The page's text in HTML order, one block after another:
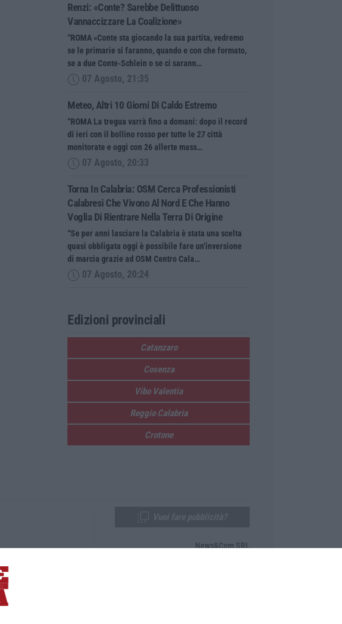
Renzi: «Conte? Sarebbe Delittuoso
Vannaccizzare La Coalizione»
“ROMA «Conte sta giocando la sua partita, vedremo
se le primarie si faranno, quando e con che formato,
se a due Conte-Schlein o se ci sarann…
07 Agosto, 21:35
Meteo, Altri 10 Giorni Di Caldo Estremo
“ROMA La tregua varrà fino a domani: dopo il record
di ieri con il bollino rosso per tutte le 27 città
monitorate e oggi con 26 allerte mass…
07 Agosto, 20:33
Torna In Calabria: OSM Cerca Professionisti
Calabresi Che Vivono Al Nord E Che Hanno
Voglia Di Rientrare Nella Terra Di Origine
“Se per anni lasciare la Calabria è stata una scelta
quasi obbligata oggi è possibile fare un’inversione
di marcia grazie ad OSM Centro Cala…
07 Agosto, 20:24
Edizioni provinciali
Catanzaro
Cosenza
Vibo Valentia
Reggio Calabria
Crotone
News&Com SRL